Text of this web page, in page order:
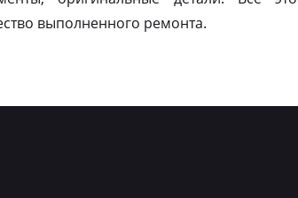
выполненного ремонта.